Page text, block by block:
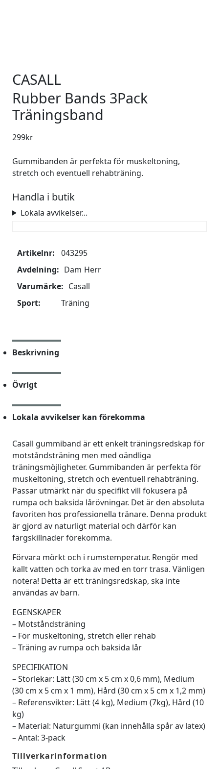
CASALL
Rubber Bands 3Pack
Träningsband
299kr
Gummibanden är perfekta för muskeltoning,
stretch och eventuell rehabträning.
Handla i butik
Lokala avvikelser...
Artikelnr:
043295
Avdelning: Dam Herr
Varumärke: Casall
Sport:
Träning
Beskrivning
Övrigt
Lokala avvikelser kan förekomma
Casall gummiband är ett enkelt träningsredskap för
motståndsträning men med oändliga
träningsmöjligheter. Gummibanden är perfekta för
muskeltoning, stretch och eventuell rehabträning.
Passar utmärkt när du specifikt vill fokusera på
rumpa och baksida lårövningar. Det är den absoluta
favoriten hos professionella tränare. Denna produkt
är gjord av naturligt material och därför kan
färgskillnader förekomma.
Förvara mörkt och i rumstemperatur. Rengör med
kallt vatten och torka av med en torr trasa. Vänligen
notera! Detta är ett träningsredskap, ska inte
användas av barn.
EGENSKAPER
– Motståndsträning
– För muskeltoning, stretch eller rehab
– Träning av rumpa och baksida lår
SPECIFIKATION
– Storlekar: Lätt (30 cm x 5 cm x 0,6 mm), Medium
(30 cm x 5 cm x 1 mm), Hård (30 cm x 5 cm x 1,2 mm)
– Referensvikter: Lätt (4 kg), Medium (7kg), Hård (10
kg)
– Material: Naturgummi (kan innehålla spår av latex)
– Antal: 3-pack
Tillverkarinformation